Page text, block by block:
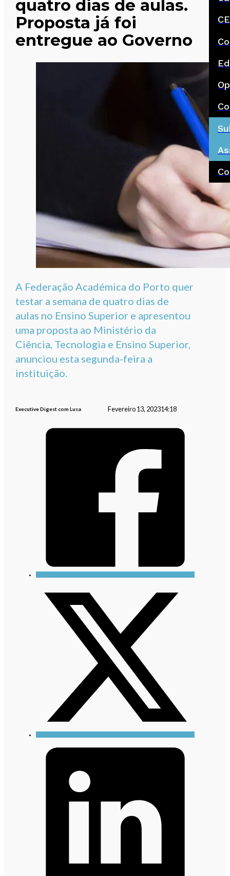
quatro dias de aulas.
Proposta já foi
entregue ao Governo
A Federação Académica do Porto quer
testar a semana de quatro dias de
aulas no Ensino Superior e apresentou
uma proposta ao Ministério da
Ciência, Tecnologia e Ensino Superior,
anunciou esta segunda-feira a
instituição.
Executive Digest com Lusa Fevereiro 13, 202314:18